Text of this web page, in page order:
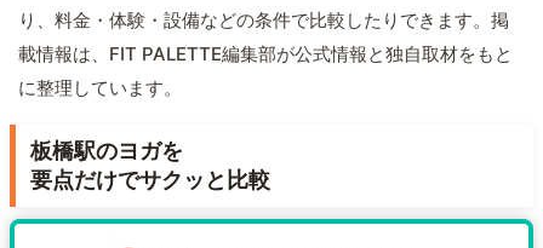
り、料金・体験・設備などの条件で比較したりできます。掲
載情報は、FIT PALETTE編集部が公式情報と独自取材をもと
に整理しています。
板橋駅のヨガを
要点だけでサクッと比較